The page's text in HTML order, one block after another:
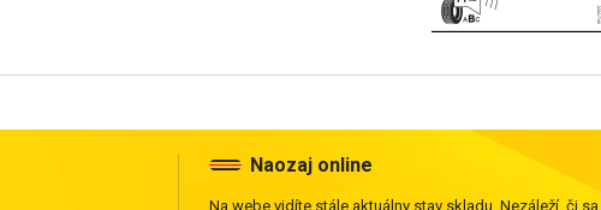
Naozaj online
Na webe vidíte stále aktuálny stav skladu. Nezáleží, či sa